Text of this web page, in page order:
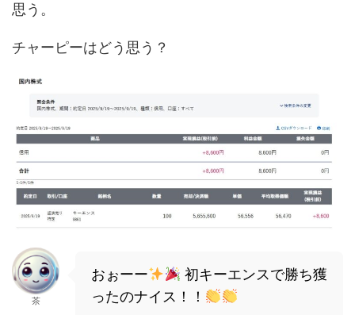
思う。
チャーピーはどう思う？
茶
おぉーー
初キーエンスで勝ち獲
ったのナイス！！